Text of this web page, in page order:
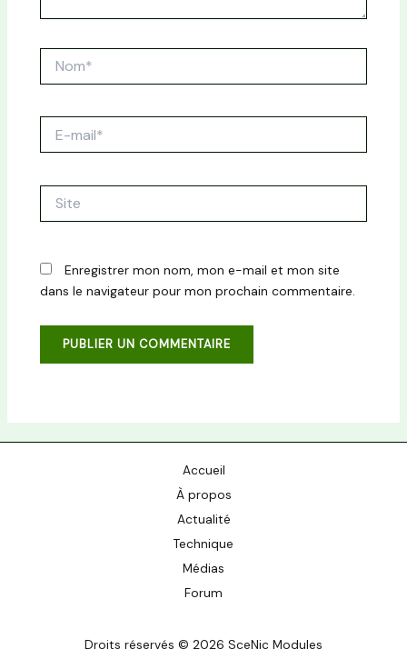
mail*
Enregistrer mon nom, mon e-mail et mon site
dans le navigateur pour mon prochain commentaire.
Accueil
À propos
Actualité
Technique
Médias
Forum
Droits réservés © 2026 SceNic Modules